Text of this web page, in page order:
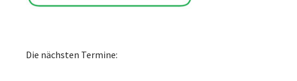
Die nächsten Termine: